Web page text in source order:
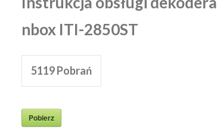
nbox ITI-2850ST
5119Pobrań
Pobierz